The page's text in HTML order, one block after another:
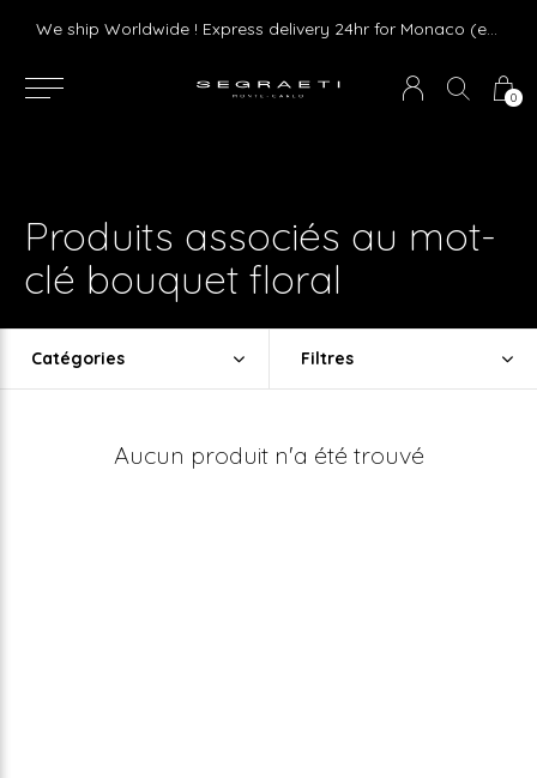
0
We ship Worldwide ! Express delivery 24hr for Monaco (excluding furniture)
Produits associés au mot-
clé bouquet floral
Catégories Filtres
Aucun produit n'a été trouvé